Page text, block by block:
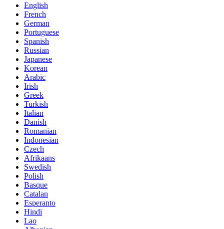
English
French
German
Portuguese
Spanish
Russian
Japanese
Korean
Arabic
Irish
Greek
Turkish
Italian
Danish
Romanian
Indonesian
Czech
Afrikaans
Swedish
Polish
Basque
Catalan
Esperanto
Hindi
Lao